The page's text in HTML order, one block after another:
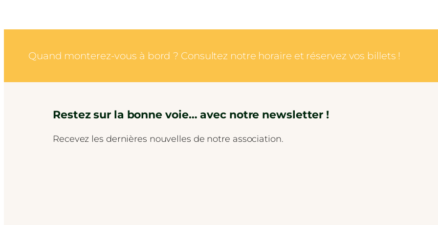
Quand monterez-vous à bord ? Consultez notre horaire et réservez vos billets !
Restez sur la bonne voie… avec notre newsletter !
Recevez les dernières nouvelles de notre association.